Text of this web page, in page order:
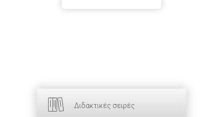
Διδακτικές σειρές